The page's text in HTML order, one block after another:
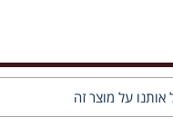
אותנו על מוצר זה